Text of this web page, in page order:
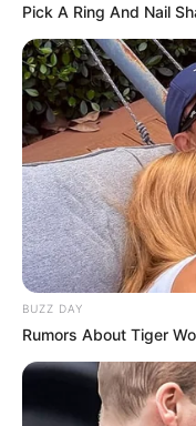
Pick A Ring And Nail
BUZZ DAY
Rumors About Tiger